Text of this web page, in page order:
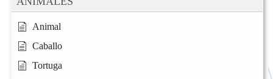
Animal
Caballo
Tortuga